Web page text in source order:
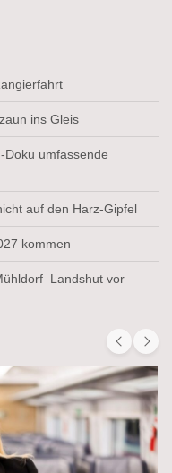
ins Gleis
umfassende
auf den Harz-Gipfel
kommen
vor